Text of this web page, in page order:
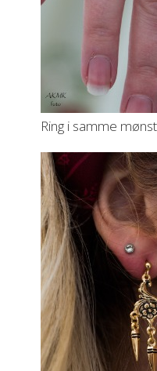
Ring i samme